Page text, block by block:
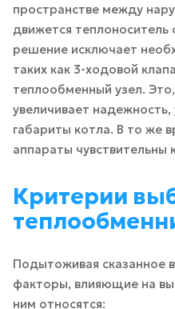
пространстве между
движется теплоноситель
решение исключает
таких как 3-ходовой
теплообменный узел.
увеличивает
габариты котла. В то же
аппараты чувствительны
Критерии
Подытоживая сказанное
факторы, влияющие на
ним относятся: